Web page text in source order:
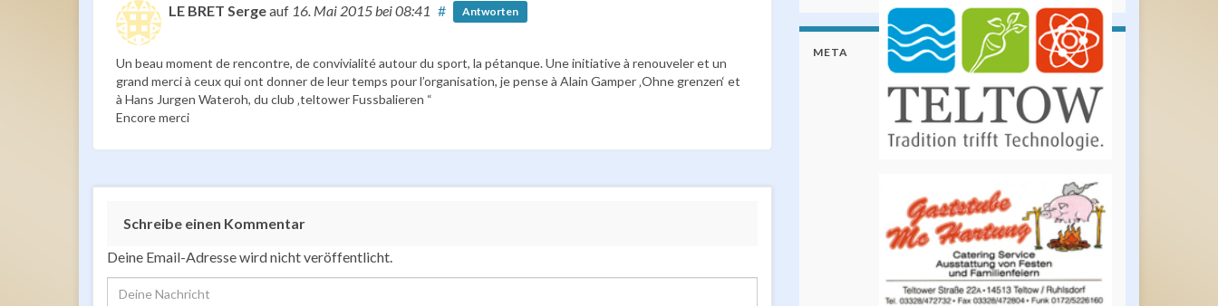
LE BRET Sergeauf 16. Mai 2015 bei 08:41 # Antworten
Un beau moment de rencontre, de convivialité autour du sport, la pétanque. Une initiative à renouveler et un
grand merci à ceux qui ont donner de leur temps pour l’organisation, je pense à Alain Gamper ‚Ohne grenzen‘ et
à Hans Jurgen Wateroh, du club ‚teltower Fussbalieren “
Encore merci
Schreibe einen Kommentar
Deine Email-Adresse wird nicht veröffentlicht.
META